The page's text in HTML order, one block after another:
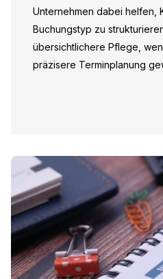
Unternehmen dabei helfen,
Buchungstyp zu
übersichtlichere Pflege,
präzisere Terminplanung